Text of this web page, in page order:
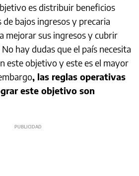
es distribuir beneficios
bajos ingresos y precaria
mejorar sus ingresos y cubrir
hay dudas que el país necesita
este objetivo y este es el mayor
, las reglas operativas
este objetivo son